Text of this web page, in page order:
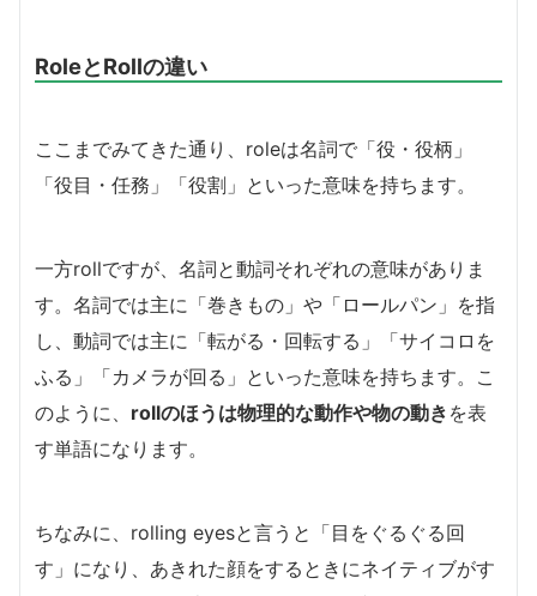
RoleとRollの違い
ここまでみてきた通り、roleは名詞で「役・役柄」
「役目・任務」「役割」といった意味を持ちます。
一方rollですが、名詞と動詞それぞれの意味がありま
す。名詞では主に「巻きもの」や「ロールパン」を指
し、動詞では主に「転がる・回転する」「サイコロを
ふる」「カメラが回る」といった意味を持ちます。こ
のように、 rollのほうは物理的な動作や物の動き を表
す単語になります。
ちなみに、rolling eyesと言うと「目をぐるぐる回
す」になり、あきれた顔をするときにネイティブがす